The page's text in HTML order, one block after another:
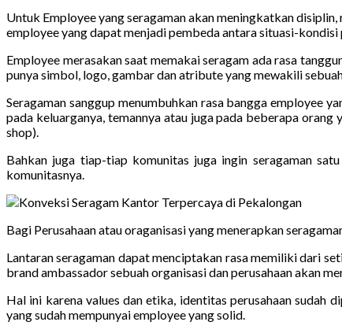
Untuk Employee yang seragaman akan meningkatkan
employee yang dapat menjadi pembeda antara situasi-
Employee merasakan saat memakai seragam ada rasa
punya simbol, logo, gambar dan atribute yang mewakili
Seragaman sanggup menumbuhkan rasa bangga employee
pada keluarganya, temannya atau juga pada beberapa
shop).
Bahkan juga tiap-tiap komunitas juga ingin seragaman
komunitasnya.
Bagi Perusahaan atau oraganisasi yang menerapkan
Lantaran seragaman dapat menciptakan rasa memiliki dari
brand ambassador sebuah organisasi dan perusahaan akan
Hal ini karena values dan etika, identitas perusahaan sudah
yang sudah mempunyai employee yang solid.